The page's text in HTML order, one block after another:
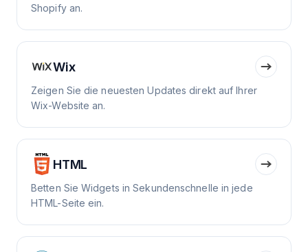
Shopify an.
Wix
Zeigen Sie die neuesten Updates direkt auf Ihrer
Wix-Website an.
HTML
Betten Sie Widgets in Sekundenschnelle in jede
HTML-Seite ein.